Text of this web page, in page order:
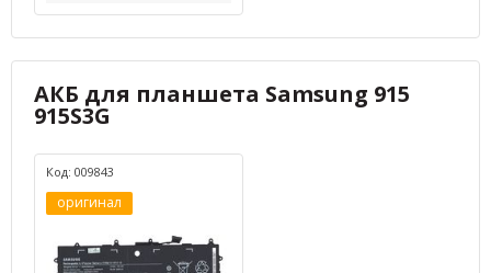
АКБ для планшета Samsung 915
915S3G
Код: 009843
оригинал